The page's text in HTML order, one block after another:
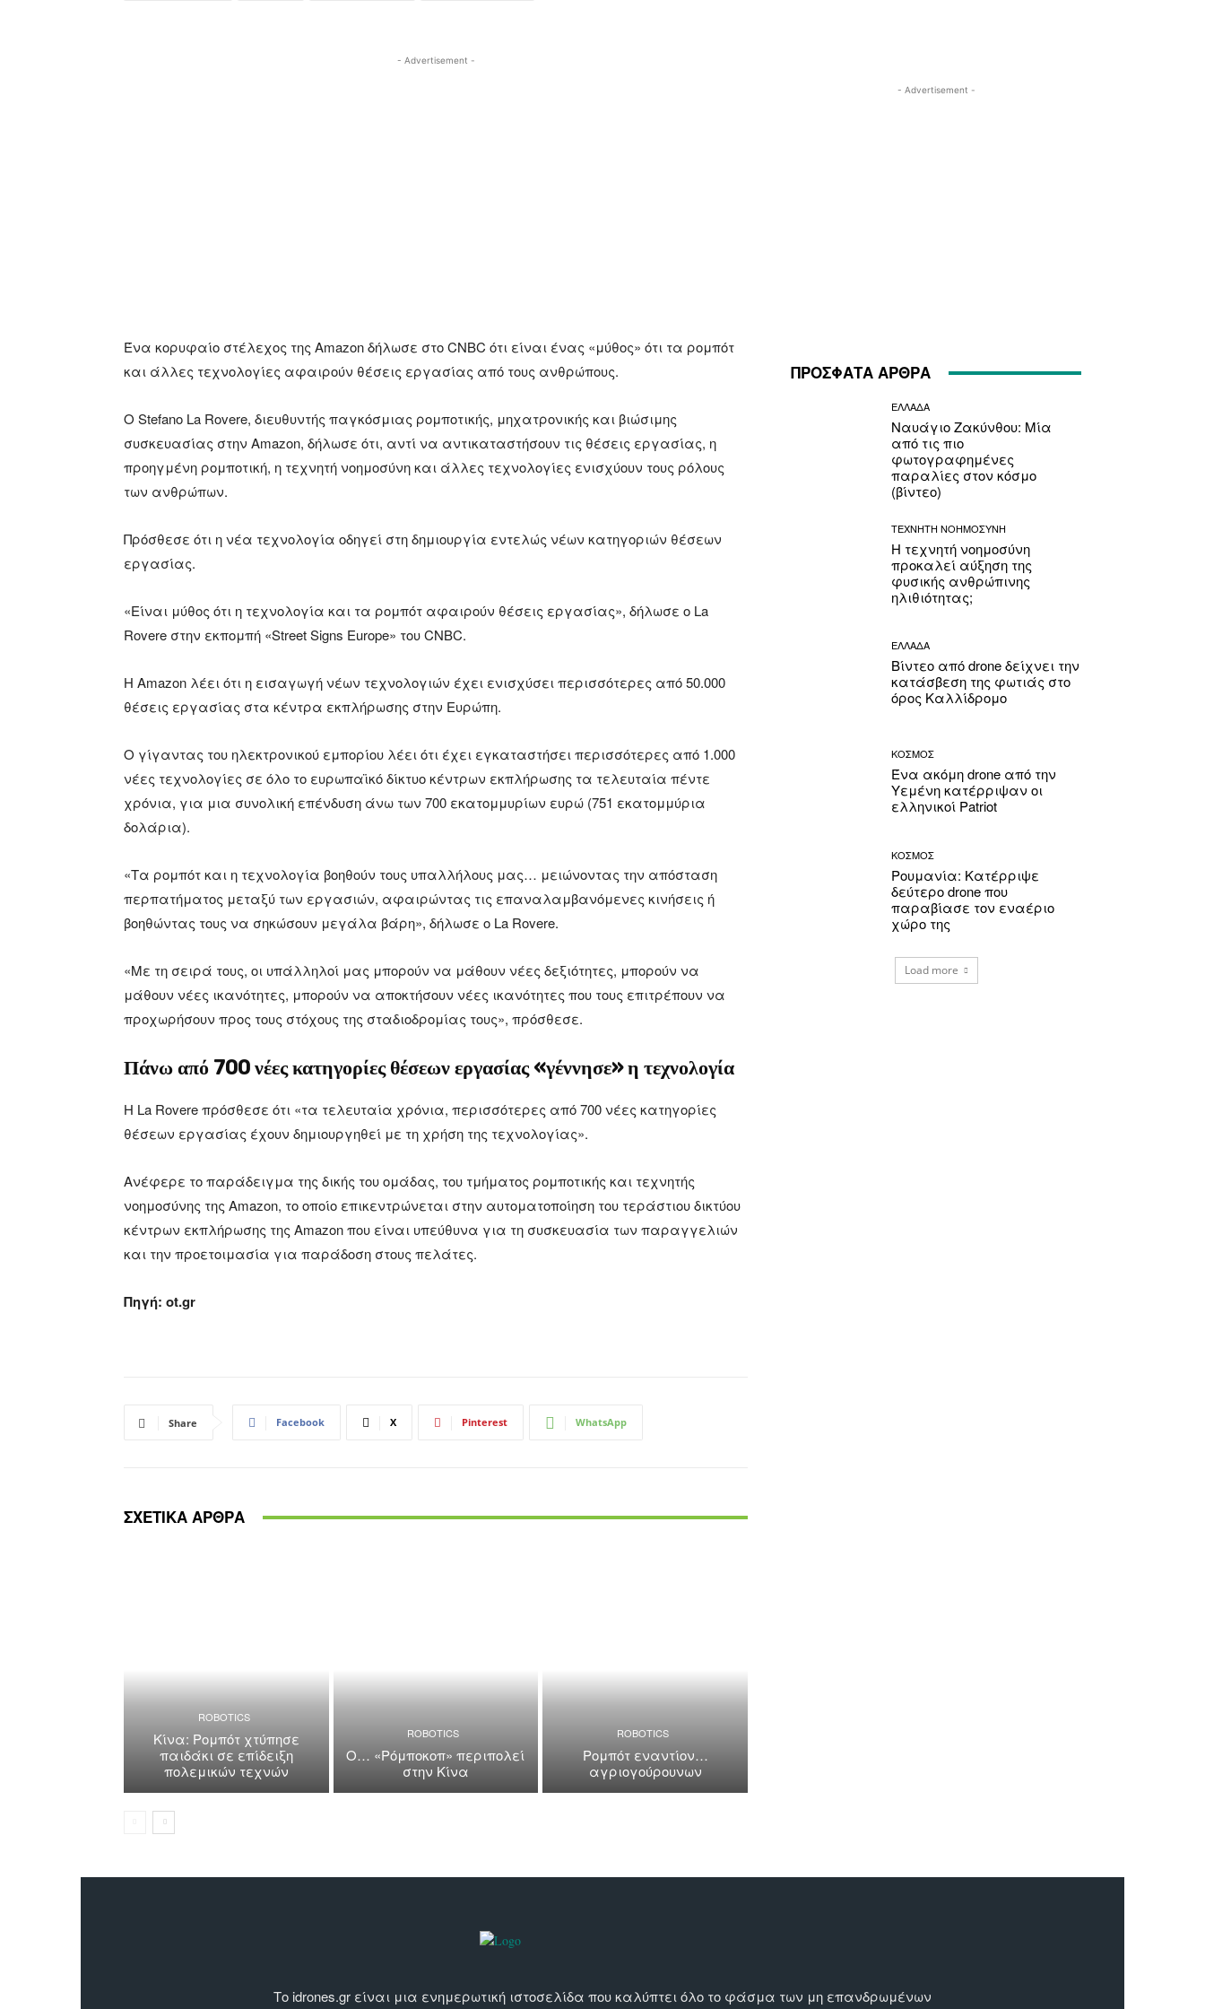
- Advertisement -
Ένα κορυφαίο στέλεχος της Amazon δήλωσε στο CNBC ότι είναι ένας «μύθος» ότι τα ρομπότ
και άλλες τεχνολογίες αφαιρούν θέσεις εργασίας από τους ανθρώπους.
Ο Stefano La Rovere, διευθυντής παγκόσμιας ρομποτικής, μηχατρονικής και βιώσιμης
συσκευασίας στην Amazon, δήλωσε ότι, αντί να αντικαταστήσουν τις θέσεις εργασίας, η
προηγμένη ρομποτική, η τεχνητή νοημοσύνη και άλλες τεχνολογίες ενισχύουν τους ρόλους
των ανθρώπων.
Πρόσθεσε ότι η νέα τεχνολογία οδηγεί στη δημιουργία εντελώς νέων κατηγοριών θέσεων
εργασίας.
«Είναι μύθος ότι η τεχνολογία και τα ρομπότ αφαιρούν θέσεις εργασίας», δήλωσε ο La
Rovere στην εκπομπή «Street Signs Europe» του CNBC.
Η Amazon λέει ότι η εισαγωγή νέων τεχνολογιών έχει ενισχύσει περισσότερες από 50.000
θέσεις εργασίας στα κέντρα εκπλήρωσης στην Ευρώπη.
Ο γίγαντας του ηλεκτρονικού εμπορίου λέει ότι έχει εγκαταστήσει περισσότερες από 1.000
νέες τεχνολογίες σε όλο το ευρωπαϊκό δίκτυο κέντρων εκπλήρωσης τα τελευταία πέντε
χρόνια, για μια συνολική επένδυση άνω των 700 εκατομμυρίων ευρώ (751 εκατομμύρια
δολάρια).
«Τα ρομπότ και η τεχνολογία βοηθούν τους υπαλλήλους μας… μειώνοντας την απόσταση
περπατήματος μεταξύ των εργασιών, αφαιρώντας τις επαναλαμβανόμενες κινήσεις ή
βοηθώντας τους να σηκώσουν μεγάλα βάρη», δήλωσε ο La Rovere.
«Με τη σειρά τους, οι υπάλληλοί μας μπορούν να μάθουν νέες δεξιότητες, μπορούν να
μάθουν νέες ικανότητες, μπορούν να αποκτήσουν νέες ικανότητες που τους επιτρέπουν να
προχωρήσουν προς τους στόχους της σταδιοδρομίας τους», πρόσθεσε.
Πάνω από 700 νέες κατηγορίες θέσεων εργασίας «γέννησε» η τεχνολογία
Η La Rovere πρόσθεσε ότι «τα τελευταία χρόνια, περισσότερες από 700 νέες κατηγορίες
θέσεων εργασίας έχουν δημιουργηθεί με τη χρήση της τεχνολογίας».
Ανέφερε το παράδειγμα της δικής του ομάδας, του τμήματος ρομποτικής και τεχνητής
νοημοσύνης της Amazon, το οποίο επικεντρώνεται στην αυτοματοποίηση του τεράστιου δικτύου
κέντρων εκπλήρωσης της Amazon που είναι υπεύθυνα για τη συσκευασία των παραγγελιών
και την προετοιμασία για παράδοση στους πελάτες.
Πηγή: ot.gr
Share Facebook X Pinterest WhatsApp
ΣΧΕΤΙΚΑ ΑΡΘΡΑ
ROBOTICS
Κίνα: Ρομπότ χτύπησε
παιδάκι σε επίδειξη
πολεμικών τεχνών
ROBOTICS
Ο… «Ρόμποκοπ» περιπολεί
στην Κίνα
ROBOTICS
Ρομπότ εναντίον…
αγριογούρουνων
- Advertisement -
ΠΡΟΣΦΑΤΑ ΑΡΘΡΑ
ΕΛΛΑΔΑ
Ναυάγιο Ζακύνθου: Μία
από τις πιο
φωτογραφημένες
παραλίες στον κόσμο
(βίντεο)
ΤΕΧΝΗΤΗ ΝΟΗΜΟΣΥΝΗ
Η τεχνητή νοημοσύνη
προκαλεί αύξηση της
φυσικής ανθρώπινης
ηλιθιότητας;
ΕΛΛΑΔΑ
Βίντεο από drone δείχνει την
κατάσβεση της φωτιάς στο
όρος Καλλίδρομο
ΚΟΣΜΟΣ
Ένα ακόμη drone από την
Υεμένη κατέρριψαν οι
ελληνικοί Patriot
ΚΟΣΜΟΣ
Ρουμανία: Κατέρριψε
δεύτερο drone που
παραβίασε τον εναέριο
χώρο της
Load more
Το idrones.gr είναι μια ενημερωτική ιστοσελίδα που καλύπτει όλο το φάσμα των μη επανδρωμένων